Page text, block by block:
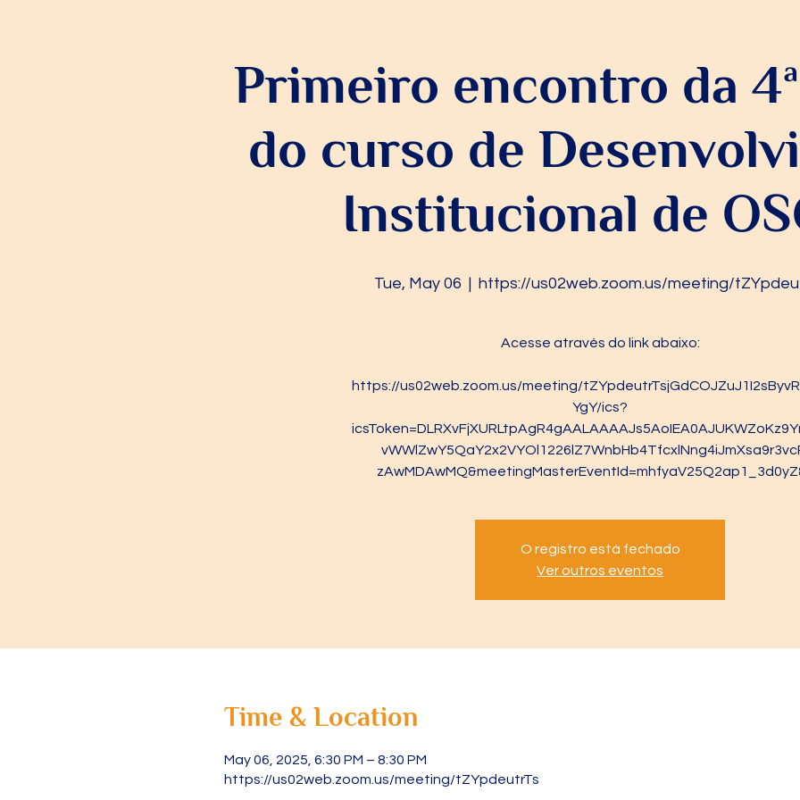
Primeiro encontro da
do curso de
Institucional de
Tue, May 06
  |
https://us02web.zoom.us/meeting/
Acesse através do link abaixo:
https://us02web.zoom.us/meeting/
YgY/ics?
O registro está fechado
Ver outros eventos
Time & Location
May 06, 2025, 6:30 PM – 8:30 PM
https://us02web.zoom.us/meeting/tZYpdeutrTs